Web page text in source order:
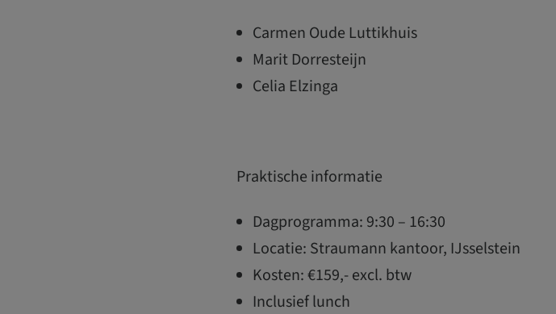
Carmen Oude Luttikhuis
Marit Dorresteijn
Celia Elzinga
Praktische informatie
Dagprogramma: 9:30 – 16:30
Locatie: Straumann kantoor, IJsselstein
Kosten: €159,- excl. btw
Inclusief lunch